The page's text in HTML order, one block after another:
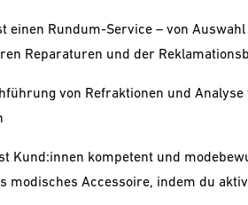
einen Rundum-Service – von
Reparaturen und der
von Refraktionen und
Kund:innen kompetent und
modisches Accessoire, indem du